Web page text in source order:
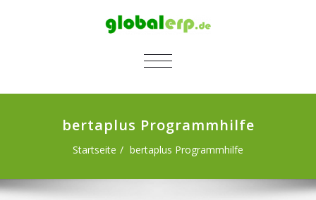
SCHALTE NAVIGATION
bertaplus Programmhilfe
Startseite bertaplus Programmhilfe